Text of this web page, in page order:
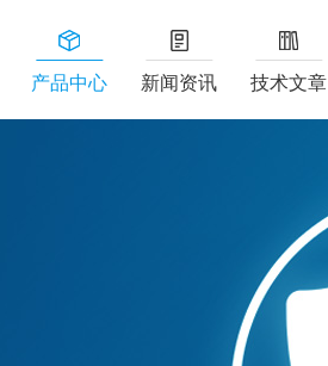
产品中心 新闻资讯 技术文章